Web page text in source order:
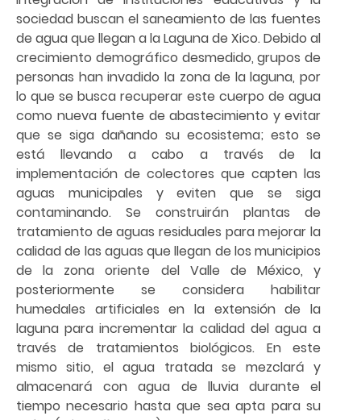
sociedad buscan el saneamiento de las fuentes
de agua que llegan a la Laguna de Xico. Debido al
crecimiento demográfico desmedido, grupos de
personas han invadido la zona de la laguna, por
lo que se busca recuperar este cuerpo de agua
como nueva fuente de abastecimiento y evitar
que se siga dañando su ecosistema; esto se
está llevando a cabo a través de la
implementación de colectores que capten las
aguas municipales y eviten que se siga
contaminando. Se construirán plantas de
tratamiento de aguas residuales para mejorar la
calidad de las aguas que llegan de los municipios
de la zona oriente del Valle de México, y
posteriormente se considera habilitar
humedales artificiales en la extensión de la
laguna para incrementar la calidad del agua a
través de tratamientos biológicos. En este
mismo sitio, el agua tratada se mezclará y
almacenará con agua de lluvia durante el
tiempo necesario hasta que sea apta para su